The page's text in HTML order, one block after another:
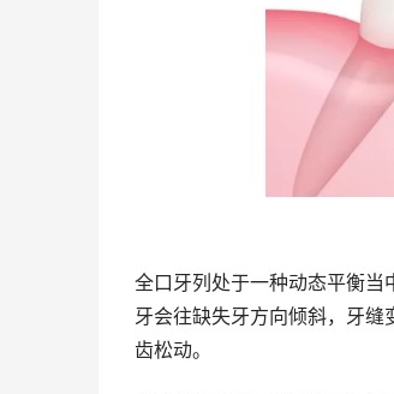
全口牙列处于一种动态平衡当
牙会往缺失牙方向倾斜，牙
齿松动。